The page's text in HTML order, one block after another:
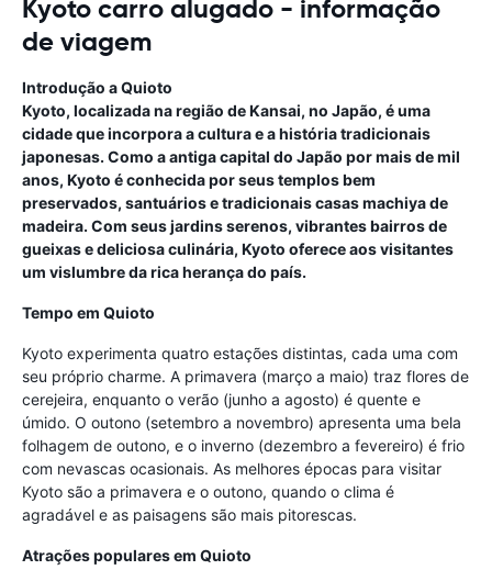
Kyoto carro alugado - informação
de viagem
Introdução a Quioto
Kyoto, localizada na região de Kansai, no Japão, é uma
cidade que incorpora a cultura e a história tradicionais
japonesas. Como a antiga capital do Japão por mais de mil
anos, Kyoto é conhecida por seus templos bem
preservados, santuários e tradicionais casas machiya de
madeira. Com seus jardins serenos, vibrantes bairros de
gueixas e deliciosa culinária, Kyoto oferece aos visitantes
um vislumbre da rica herança do país.
Tempo em Quioto
Kyoto experimenta quatro estações distintas, cada uma com
seu próprio charme. A primavera (março a maio) traz flores de
cerejeira, enquanto o verão (junho a agosto) é quente e
úmido. O outono (setembro a novembro) apresenta uma bela
folhagem de outono, e o inverno (dezembro a fevereiro) é frio
com nevascas ocasionais. As melhores épocas para visitar
Kyoto são a primavera e o outono, quando o clima é
agradável e as paisagens são mais pitorescas.
Atrações populares em Quioto